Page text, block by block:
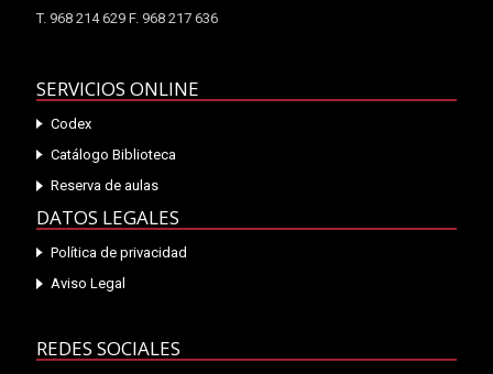
T. 968 214 629 F. 968 217 636
SERVICIOS ONLINE
Codex
Catálogo Biblioteca
Reserva de aulas
DATOS LEGALES
Política de privacidad
Aviso Legal
REDES SOCIALES